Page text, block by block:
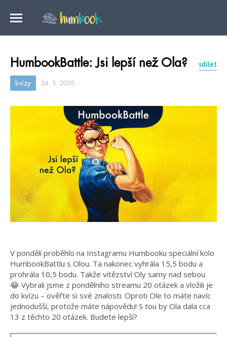
HumbookBattle: Jsi lepší než Ola? sdílet
kvízy 24. 3. 2020
V pondělí proběhlo na Instagramu Humbooku speciální kolo
HumbookBattlu s Olou. Ta nakonec vyhrála 15,5 bodu a
prohrála 10,5 bodu. Takže vítězství Oly samy nad sebou.
😂 Vybrali jsme z pondělního streamu 20 otázek a vložili je
do kvízu – ověřte si své znalosti. Oproti Ole to máte navíc
jednodušší, protože máte nápovědu! S tou by Ola dala cca
13 z těchto 20 otázek. Budete lepší?